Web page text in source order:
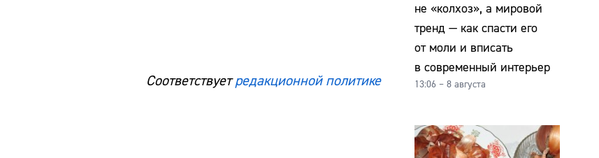
Соответствуетредакционной политике
не «колхоз», а мировой
тренд — как спасти его
от моли и вписать
в современный интерьер
13:06 – 8 августа